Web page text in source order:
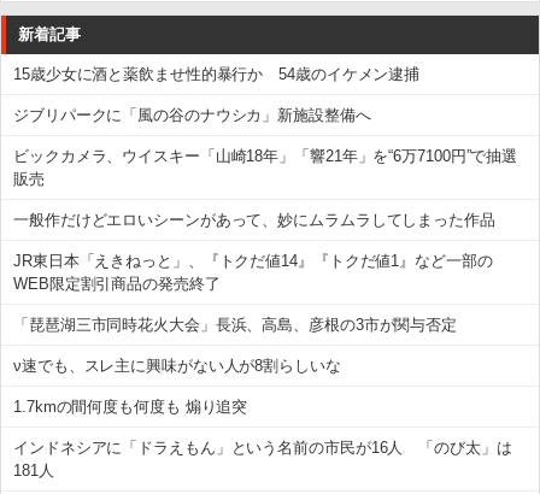
新着記事
15歳少女に酒と薬飲ませ性的暴行か 54歳のイケメン逮捕
ジブリパークに「風の谷のナウシカ」新施設整備へ
ビックカメラ、ウイスキー「山崎18年」「響21年」を“6万7100円”で抽選
販売
一般作だけどエロいシーンがあって、妙にムラムラしてしまった作品
JR東日本「えきねっと」、『トクだ値14』『トクだ値1』など一部の
WEB限定割引商品の発売終了
「琵琶湖三市同時花火大会」長浜、高島、彦根の3市が関与否定
ν速でも、スレ主に興味がない人が8割らしいな
1.7kmの間何度も何度も 煽り追突
インドネシアに「ドラえもん」という名前の市民が16人 「のび太」は
181人